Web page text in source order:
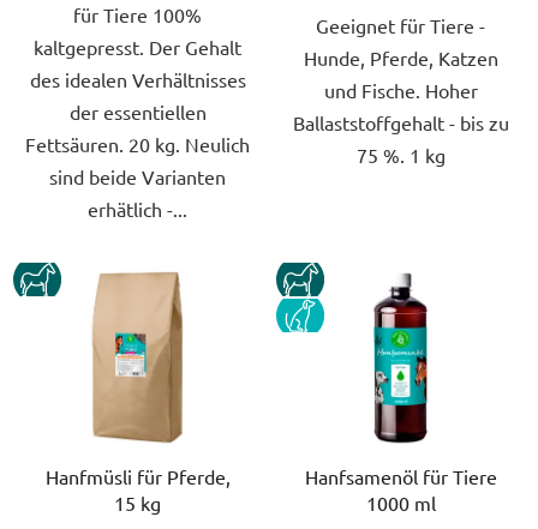
für Tiere 100%
kaltgepresst. Der Gehalt
des idealen Verhältnisses
der essentiellen
Fettsäuren. 20 kg. Neulich
sind beide Varianten
erhätlich -...
Geeignet für Tiere -
Hunde, Pferde, Katzen
und Fische. Hoher
Ballaststoffgehalt - bis zu
75 %. 1 kg
KUN
Hanfmüsli für Pferde,
15 kg
KUN
PES
Hanfsamenöl für Tiere
1000 ml